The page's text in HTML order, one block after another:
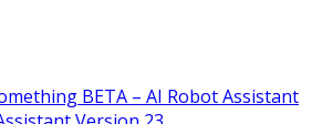
BETA – AI Robot Assistant